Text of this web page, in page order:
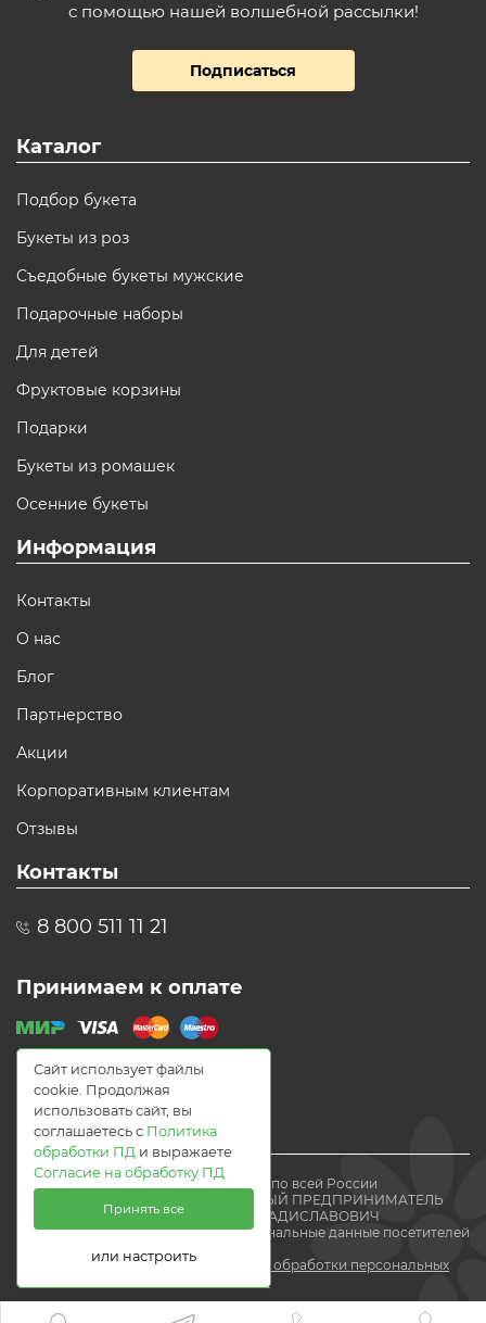
с помощью нашей волшебной рассылки!
Подписаться
Каталог
Подбор букета
Букеты из роз
Съедобные букеты мужские
Подарочные наборы
Для детей
Фруктовые корзины
Подарки
Букеты из ромашек
Осенние букеты
Информация
Контакты
О нас
Блог
Партнерство
Акции
Корпоративным клиентам
Отзывы
Контакты
8 800 511 11 21
Принимаем к оплате
© 2021 Доставка цветов по всей России
Flomania24.ru ИНДИВИДУАЛЬНЫЙ ПРЕДПРИНИМАТЕЛЬ
ВОЛЕВАЧ ЕВГЕНИЙ ВЛАДИСЛАВОВИЧ
Мы получаем и обрабатываем персональные данные посетителей
сайта в соответствии сполитикой обработки персональных
данных.
Сайт использует файлы
cookie. Продолжая
использовать сайт, вы
соглашаетесь с Политика
обработки ПД и выражаете
Согласие на обработку ПД
Принять все
или настроить